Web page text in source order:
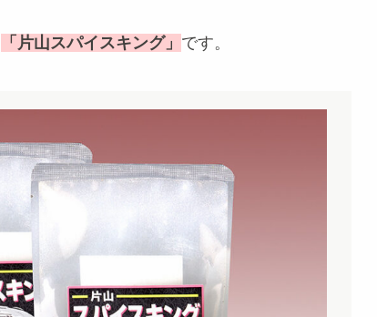
「片山スパイスキング」 です。